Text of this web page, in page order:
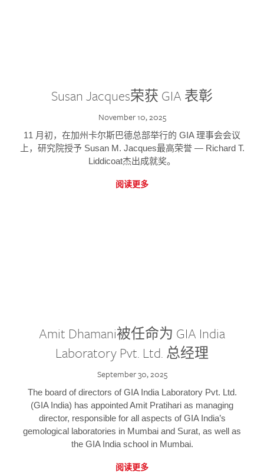
Susan Jacques荣获 GIA 表彰
November 10, 2025
11 月初，在加州卡尔斯巴德总部举行的 GIA 理事会会议
上，研究院授予 Susan M. Jacques最高荣誉 — Richard T.
Liddicoat杰出成就奖。
阅读更多
Amit Dhamani被任命为 GIA India
Laboratory Pvt. Ltd. 总经理
September 30, 2025
The board of directors of GIA India Laboratory Pvt. Ltd.
(GIA India) has appointed Amit Pratihari as managing
director, responsible for all aspects of GIA India’s
gemological laboratories in Mumbai and Surat, as well as
the GIA India school in Mumbai.
阅读更多